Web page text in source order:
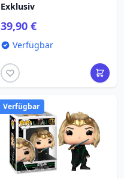
Exklusiv
39,90 €
Verfügbar
Verfügbar